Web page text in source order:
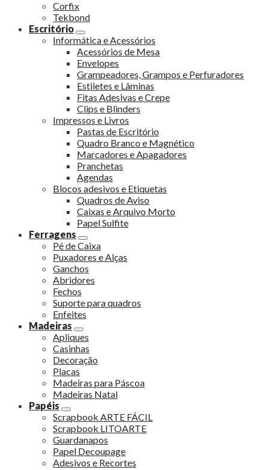
Corfix
Tekbond
Escritório
Informática e Acessórios
Acessórios de Mesa
Envelopes
Grampeadores, Grampos e Perfuradores
Estiletes e Lâminas
Fitas Adesivas e Crepe
Clips e Blinders
Impressos e Livros
Pastas de Escritório
Quadro Branco e Magnético
Marcadores e Apagadores
Pranchetas
Agendas
Blocos adesivos e Etiquetas
Quadros de Aviso
Caixas e Arquivo Morto
Papel Sulfite
Ferragens
Pé de Caixa
Puxadores e Alças
Ganchos
Abridores
Fechos
Suporte para quadros
Enfeites
Madeiras
Apliques
Casinhas
Decoração
Placas
Madeiras para Páscoa
Madeiras Natal
Papéis
Scrapbook ARTE FÁCIL
Scrapbook LITOARTE
Guardanapos
Papel Decoupage
Adesivos e Recortes